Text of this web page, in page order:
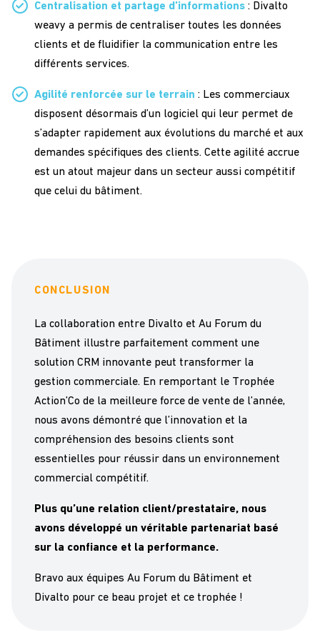
Centralisation et partage d’informations : Divalto
weavy a permis de centraliser toutes les données
clients et de fluidifier la communication entre les
différents services.
Agilité renforcée sur le terrain : Les commerciaux
disposent désormais d’un logiciel qui leur permet de
s’adapter rapidement aux évolutions du marché et aux
demandes spécifiques des clients. Cette agilité accrue
est un atout majeur dans un secteur aussi compétitif
que celui du bâtiment.
CONCLUSION
La collaboration entre Divalto et Au Forum du
Bâtiment illustre parfaitement comment une
solution CRM innovante peut transformer la
gestion commerciale. En remportant le Trophée
Action’Co de la meilleure force de vente de l’année,
nous avons démontré que l’innovation et la
compréhension des besoins clients sont
essentielles pour réussir dans un environnement
commercial compétitif.
Plus qu’une relation client/prestataire, nous
avons développé un véritable partenariat basé
sur la confiance et la performance.
Bravo aux équipes Au Forum du Bâtiment et
Divalto pour ce beau projet et ce trophée !